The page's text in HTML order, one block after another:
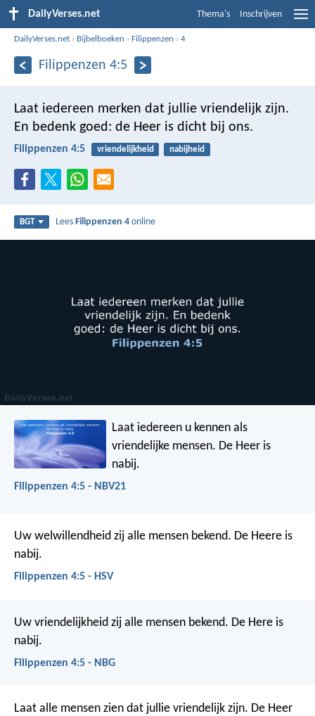
DailyVerses.net Thema's Inschrijven
DailyVerses.net › Bijbelboeken ›Filippenzen ›4
Filippenzen 4:5
Laat iedereen merken dat jullie vriendelijk zijn.
En bedenk goed: de Heer is dicht bij ons.
Filippenzen 4:5 vriendelijkheid nabijheid
BGT LeesFilippenzen 4 online
Laat iedereen u kennen als
vriendelijke mensen. De Heer is
nabij.
Filippenzen 4:5 - NBV21
Uw welwillendheid zij alle mensen bekend. De Heere is
nabij.
Filippenzen 4:5 - HSV
Uw vriendelijkheid zij alle mensen bekend. De Here is
nabij.
Filippenzen 4:5 - NBG
Laat alle mensen zien dat jullie vriendelijk zijn. De Heer